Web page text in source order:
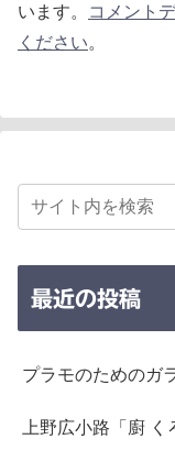
います。
コメント
ください。
最近の投稿
プラモのためのガ
上野広小路「廚 く